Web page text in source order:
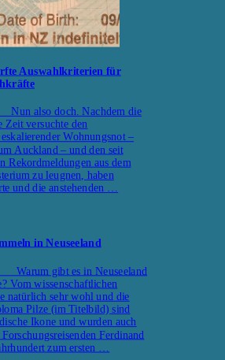
Auswahlkriterien für
also doch. Nachdem die
Zeit versuchte den
Wohnungsnot –
Auckland – und den seit
Rekordmeldungen aus dem
zu leugnen, haben
und die anstehenden …
in Neuseeland
Warum gibt es in Neuseeland
Vom wissenschaftlichen
natürlich sehr wohl und die
Pilze (im Titelbild) sind
Ikone und wurden auch
Ferdinand
zum ersten …